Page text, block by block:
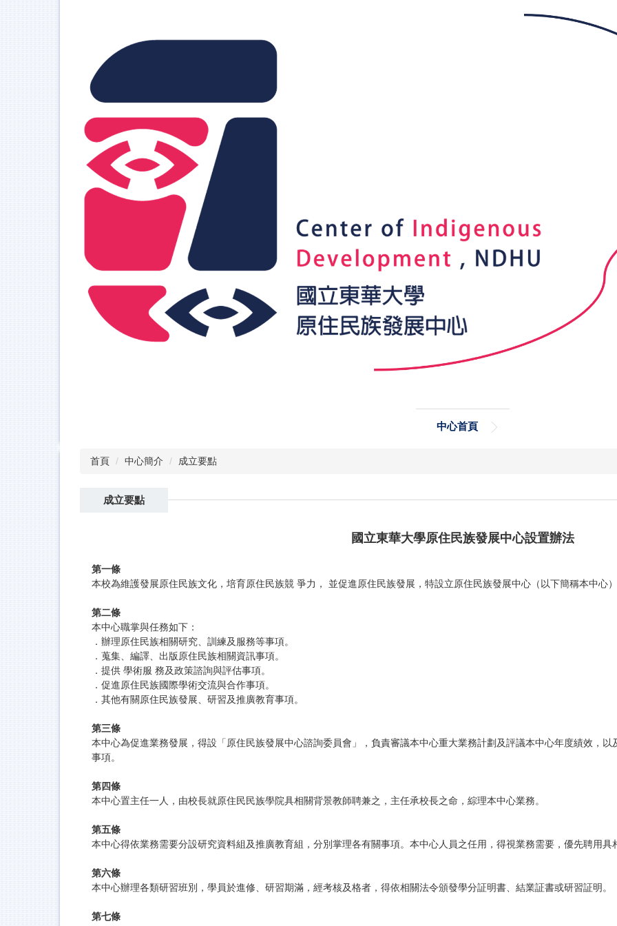
中心首頁
首頁 中心簡介 成立要點
成立要點
國立東華大學原住民族發展中心設置辦法
第一條
本校為維護發展原住民族文化，培育原住民族競 爭力， 並促進原住民族發展，特設立原住民族發展中心（以下簡稱本中心
第二條
本中心職掌與任務如下：
．辦理原住民族相關研究、訓練及服務等事項。
．蒐集、編譯、出版原住民族相關資訊事項。
．提供 學術服 務及政策諮詢與評估事項。
．促進原住民族國際學術交流與合作事項。
．其他有關原住民族發展、研習及推廣教育事項。
第三條
本中心為促進業務發展，得設「原住民族發展中心諮詢委員會」，負責審議本中心重大業務計劃及評議本中心年度績效，
事項。
第四條
本中心置主任一人，由校長就原住民民族學院具相關背景教師聘兼之，主任承校長之命，綜理本中心業務。
第五條
本中心得依業務需要分設研究資料組及推廣教育組，分別掌理各有關事項。本中心人員之任用，得視業務需要，優先聘用
第六條
本中心辦理各類研習班別，學員於進修、研習期滿，經考核及格者，得依相關法令頒發學分証明書、結業証書或研習証明。
第七條